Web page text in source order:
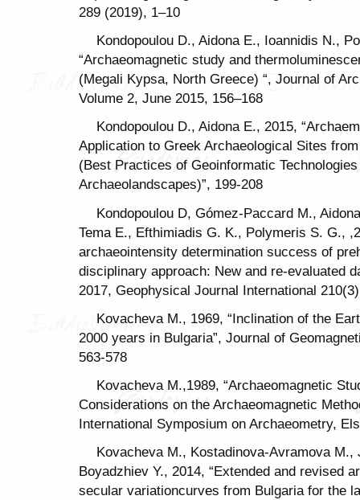
289 (2019), 1–10
Kondopoulou D., Aidona E., Ioannidis N.,
“Archaeomagnetic study and
(Megali Kypsa, North Greece) “, Journal of
Volume 2, June 2015, 156–168
Kondopoulou D., Aidona E., 2015,
Application to Greek Archaeological Sites
(Best Practices of Geoinformatic
Archaeolandscapes)”, 199-208
Kondopoulou D, Gómez-Paccard M.,
Tema E., Efthimiadis G. K., Polymeris S. G.,
archaeointensity determination success of
disciplinary approach: New and re-evaluated
2017, Geophysical Journal International 210(3)
Kovacheva M., 1969, “Inclination of the
2000 years in Bulgaria”, Journal of
563-578
Kovacheva M.,1989, “Archaeomagnetic
Considerations on the Archaeomagnetic
International Symposium on Archaeometry,
Kovacheva M., Kostadinova-Avramova
Boyadzhiev Y., 2014, “Extended and revised
secular variationcurves from Bulgaria for the